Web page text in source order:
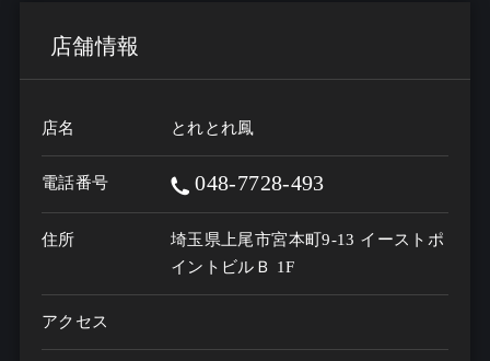
店舗情報
店名 とれとれ鳳
電話番号 048-7728-493
住所
埼玉県上尾市宮本町9-13 イーストポ
イントビルＢ 1F
アクセス